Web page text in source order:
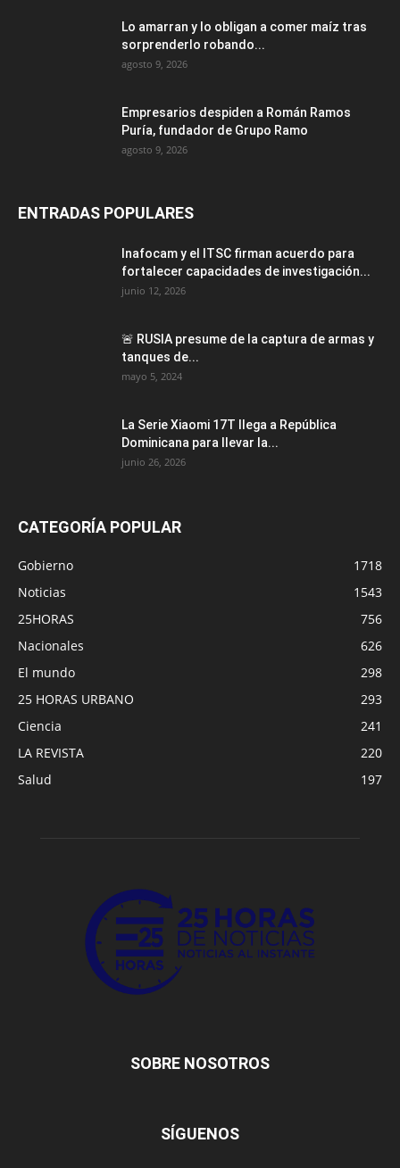
Lo amarran y lo obligan a comer maíz tras
sorprenderlo robando...
agosto 9, 2026
Empresarios despiden a Román Ramos
Puría, fundador de Grupo Ramo
agosto 9, 2026
ENTRADAS POPULARES
Inafocam y el ITSC firman acuerdo para
fortalecer capacidades de investigación...
junio 12, 2026
🚨 RUSIA presume de la captura de armas y
tanques de...
mayo 5, 2024
La Serie Xiaomi 17T llega a República
Dominicana para llevar la...
junio 26, 2026
CATEGORÍA POPULAR
Gobierno
1718
Noticias
1543
25HORAS
756
Nacionales
626
El mundo
298
25 HORAS URBANO
293
Ciencia
241
LA REVISTA
220
Salud
197
SOBRE NOSOTROS
SÍGUENOS